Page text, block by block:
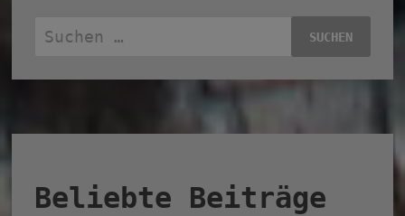
Suchen
Beliebte Beiträge